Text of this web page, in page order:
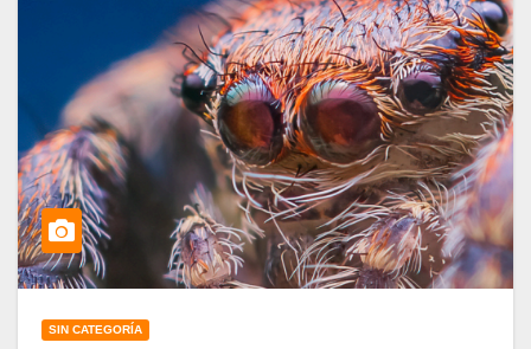
SIN CATEGORÍA